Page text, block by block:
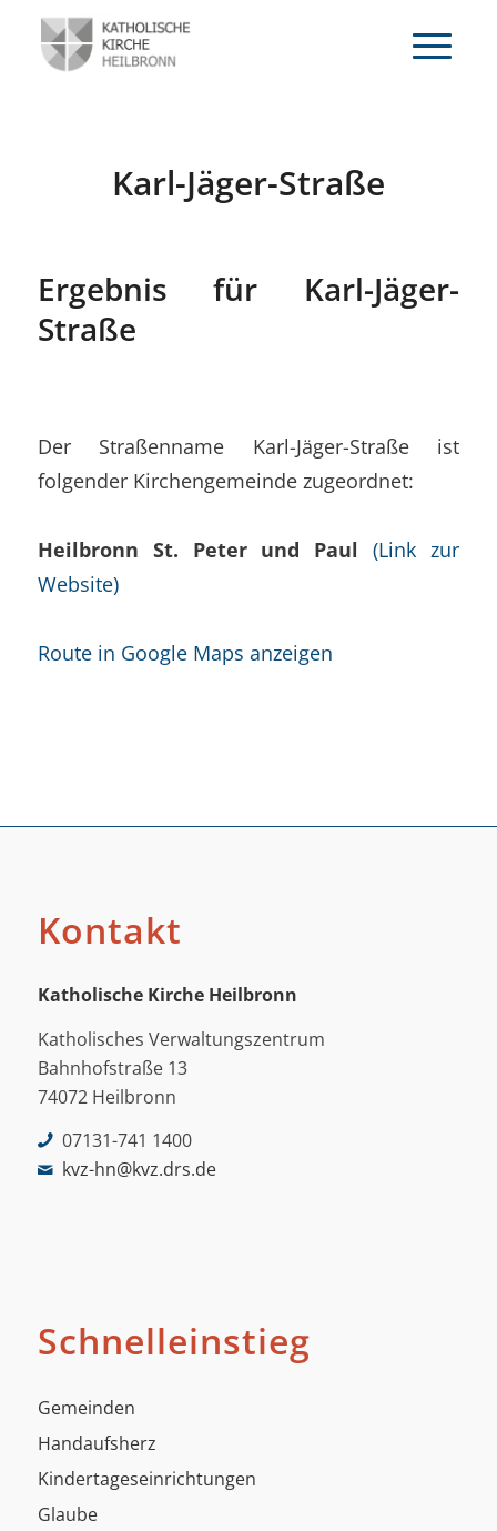
Karl-Jäger-Straße
Ergebnis für Karl-Jäger-
Straße
Der Straßenname Karl-Jäger-Straße ist
folgender Kirchengemeinde zugeordnet:
Heilbronn St. Peter und Paul(Link zur
Website)
Route in Google Maps anzeigen
Kontakt
Katholische Kirche Heilbronn
Katholisches Verwaltungszentrum
Bahnhofstraße 13
74072 Heilbronn
07131-741 1400
kvz-hn@kvz.drs.de
Schnelleinstieg
Gemeinden
Handaufsherz
Kindertageseinrichtungen
Glaube